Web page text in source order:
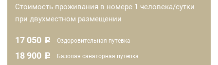
Стоимость проживания в номере 1 человека/сутки
при двухместном размещении
17 050 c Оздоровительная путевка
18 900 c Базовая санаторная путевка